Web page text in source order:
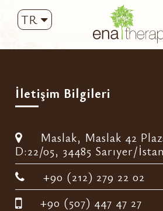
TR
İletişim Bilgileri
Maslak, Maslak 42
D:22/05, 34485 Sarıyer/
+90 (212) 279 22 02
+90 (507) 447 47 27